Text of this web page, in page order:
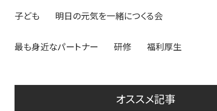
子ども 明日の元気を一緒につくる会
最も身近なパートナー 研修 福利厚生
オススメ記事